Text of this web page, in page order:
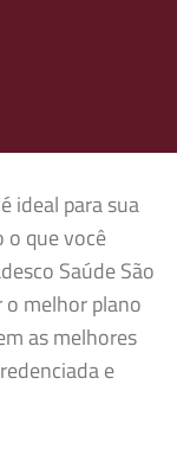
ideal para sua
o que você
Saúde São
melhor plano
as melhores
e